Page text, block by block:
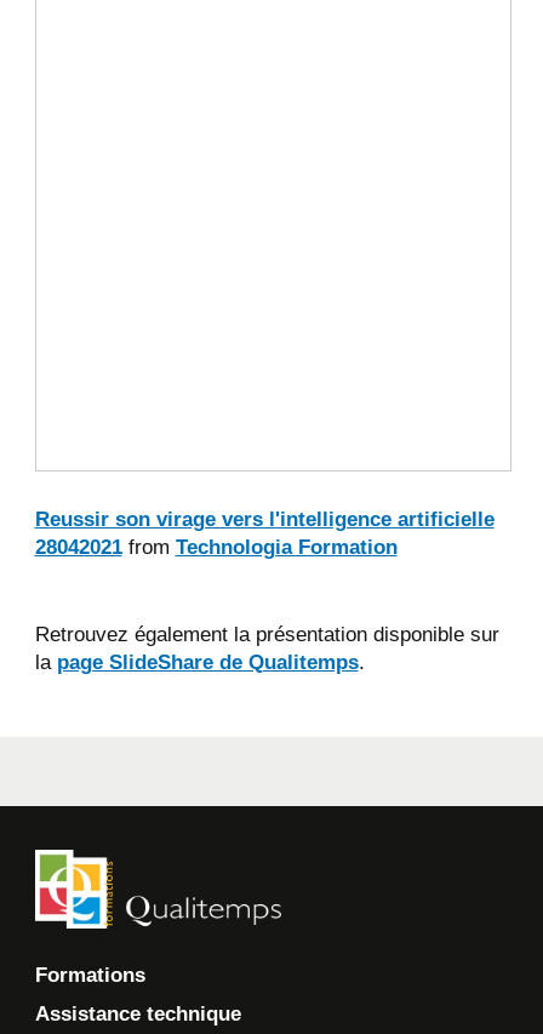
Reussir son virage vers l'intelligence artificielle
28042021from Technologia Formation
Retrouvez également la présentation disponible sur
la page SlideShare de Qualitemps.
Formations
Assistance technique